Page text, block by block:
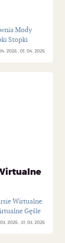
2026 01. 04. 2026
Mody
Stopki
03. 2026 31. 03. 2026
Wirtualne
Gęśle